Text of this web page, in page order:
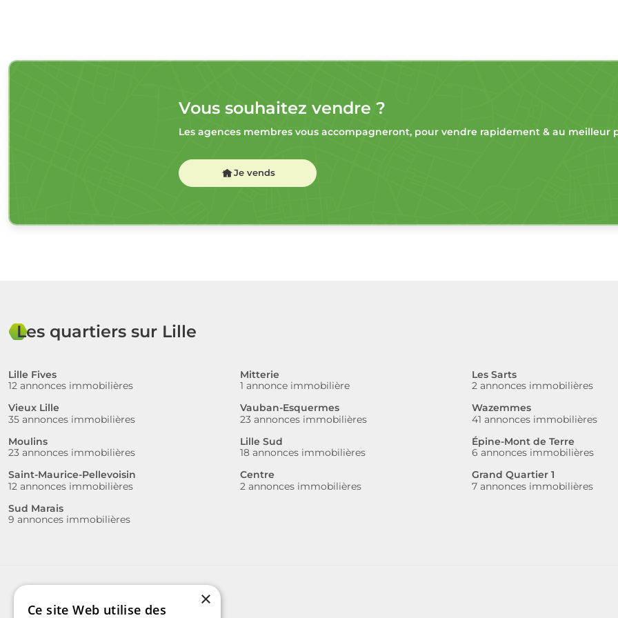
Vous souhaitez vendre ?
Les agences membres vous accompagneront, pour vendre rapidement & au meilleur
Je vends
Les quartiers sur Lille
Lille Fives
12 annonces immobilières
Mitterie
1 annonce immobilière
Les Sarts
2 annonces immobilières
Vieux Lille
35 annonces immobilières
Vauban-Esquermes
23 annonces immobilières
Wazemmes
41 annonces immobilières
Moulins
23 annonces immobilières
Lille Sud
18 annonces immobilières
Épine-Mont de Terre
6 annonces immobilières
Saint-Maurice-Pellevoisin
12 annonces immobilières
Centre
2 annonces immobilières
Grand Quartier 1
7 annonces immobilières
Sud Marais
9 annonces immobilières
×
Ce site Web utilise des